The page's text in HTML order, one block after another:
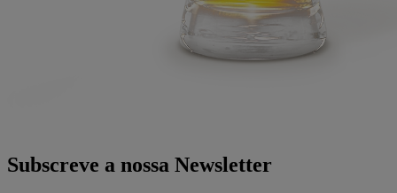
Subscreve a nossa Newsletter